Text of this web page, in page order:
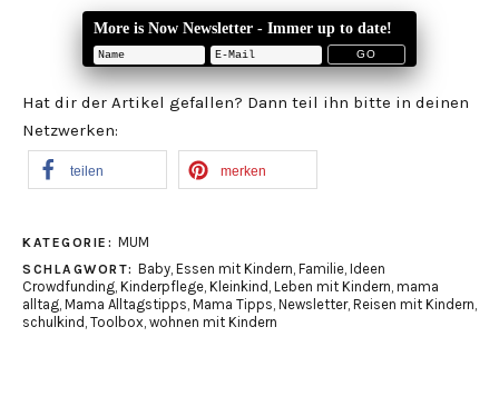
More is Now Newsletter - Immer up to date!
Hat dir der Artikel gefallen? Dann teil ihn bitte in deinen
Netzwerken:
teilen merken
KATEGORIE: MUM
SCHLAGWORT: Baby Essen mit Kindern Familie Ideen
Crowdfunding Kinderpflege Kleinkind Leben mit Kindern mama
alltag Mama Alltagstipps Mama Tipps Newsletter, Reisen mit Kindern
schulkind Toolbox wohnen mit Kindern